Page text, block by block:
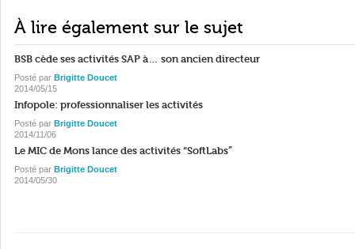
À lire également sur le sujet
BSB cède ses activités SAP à… son ancien directeur
Posté par Brigitte Doucet
2014/05/15
Infopole: professionnaliser les activités
Posté par Brigitte Doucet
2014/11/06
Le MIC de Mons lance des activités “SoftLabs”
Posté par Brigitte Doucet
2014/05/30